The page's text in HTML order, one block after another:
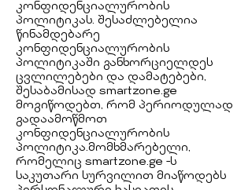
კონფიდენციალურობის
პოლიტიკას. შესაძლებელია
წინამდებარე
კონფიდენციალურობის
პოლიტიკაში განხორციელდეს
ცვლილებები და დამატებები,
შესაბამისად smartzone.ge
მოგიწოდებთ, რომ პერიოდულად
გადაამოწმოთ
კონფიდენციალურობის
პოლიტიკა.მომხმარებელი,
რომელიც smartzone.ge -ს
საკუთარი სურვილით მიაწოდებს